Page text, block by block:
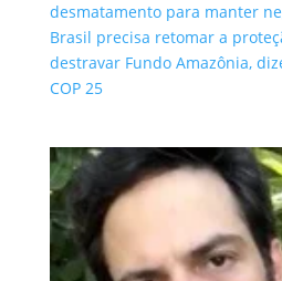
desmatamento para manter
Brasil precisa retomar a
destravar Fundo Amazônia,
COP 25